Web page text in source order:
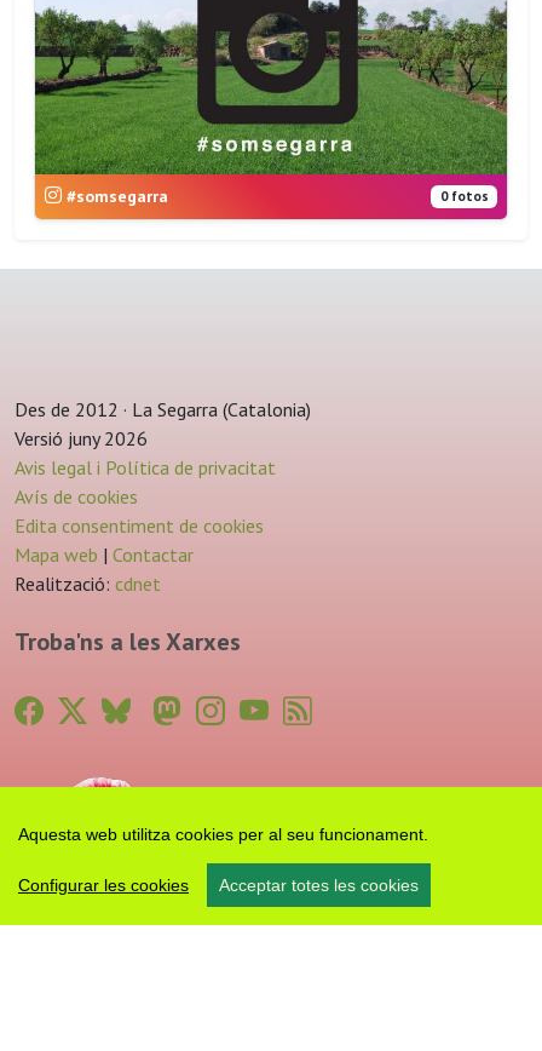
Aquesta web utilitza cookies per al seu funcionament.
Configurar les cookies Acceptar totes les cookies
#somsegarra 0 fotos
Des de 2012 · La Segarra (Catalonia)
Versió juny 2026
Avis legal i Política de privacitat
Avís de cookies
Edita consentiment de cookies
Mapa web | Contactar
Realització: cdnet
Troba'ns a les Xarxes